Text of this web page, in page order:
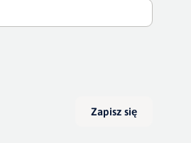
Zapisz się